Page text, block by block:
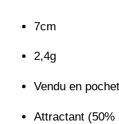
7cm
2,4g
Vendu en
Attractant (50%